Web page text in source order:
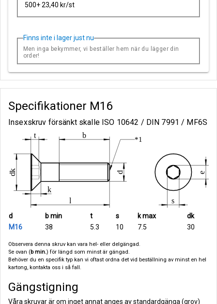
500+ 23,40 kr/st
Finns inte i lager just nu
Men inga bekymmer, vi beställer hem när du lägger din
order!
Specifikationer M16
Insexskruv försänkt skalle ISO 10642 / DIN 7991 / MF6S
d b min t s k max
dk
M16
38 5.3 10 7.5 30
Observera denna skruv kan vara hel- eller delgängad.
Se ovan (b min.) för längd som minst är gängad.
Behöver du en specifik typ kan vi oftast ordna det vid beställning av minst en hel
kartong, kontakta oss i så fall.
Gängstigning
Våra skruvar är om inget annat anges av standardgänga (grov)